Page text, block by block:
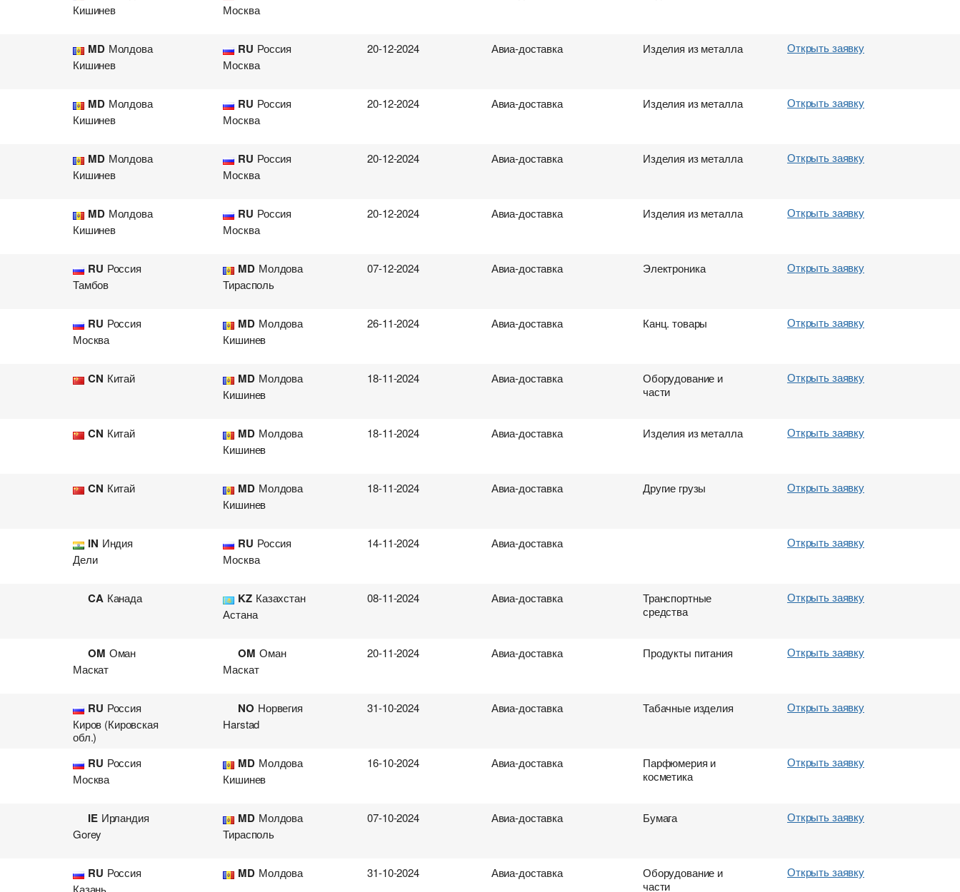
E-mail
* - обязательное поле
Отправить
E-mail
* - обязательное поле
Отправить
Кишинев
Москва
MD Молдова
Кишинев
RU Россия
Москва
20-12-2024 Авиа-доставка Изделия из металла Открыть заявку
MD Молдова
Кишинев
RU Россия
Москва
20-12-2024 Авиа-доставка Изделия из металла Открыть заявку
MD Молдова
Кишинев
RU Россия
Москва
20-12-2024 Авиа-доставка Изделия из металла Открыть заявку
MD Молдова
Кишинев
RU Россия
Москва
20-12-2024 Авиа-доставка Изделия из металла Открыть заявку
RU Россия
Тамбов
MD Молдова
Тирасполь
07-12-2024 Авиа-доставка Электроника Открыть заявку
RU Россия
Москва
MD Молдова
Кишинев
26-11-2024 Авиа-доставка Канц. товары Открыть заявку
CN Китай MD Молдова
Кишинев
18-11-2024 Авиа-доставка
Оборудование и
части
Открыть заявку
CN Китай MD Молдова
Кишинев
18-11-2024 Авиа-доставка Изделия из металла Открыть заявку
CN Китай MD Молдова
Кишинев
18-11-2024 Авиа-доставка Другие грузы Открыть заявку
IN Индия
Дели
RU Россия
Москва
14-11-2024 Авиа-доставка Открыть заявку
CA Канада KZ Казахстан
Астана
08-11-2024 Авиа-доставка
Транспортные
средства
Открыть заявку
OM Оман
Маскат
OM Оман
Маскат
20-11-2024 Авиа-доставка Продукты питания Открыть заявку
RU Россия
Киров (Кировская
обл.)
NO Норвегия
Harstad
31-10-2024 Авиа-доставка Табачные изделия Открыть заявку
RU Россия
Москва
MD Молдова
Кишинев
16-10-2024 Авиа-доставка
Парфюмерия и
косметика
Открыть заявку
IE Ирландия
Gorey
MD Молдова
Тирасполь
07-10-2024 Авиа-доставка Бумага Открыть заявку
RU Россия
Казань
MD Молдова 31-10-2024 Авиа-доставка
Оборудование и
части
Открыть заявку
Отправляя заявку, вы соглашаетесь на обработку персональных данных.
Отправляя заявку, вы соглашаетесь на обработку персональных данных.